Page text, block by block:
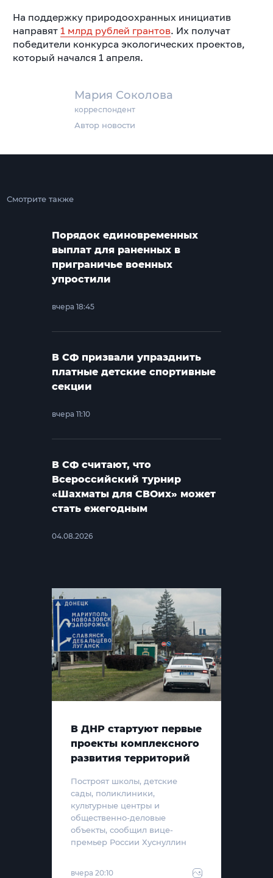
Мария Соколова
корреспондент
Автор новости
На поддержку природоохранных инициатив
направят 1 млрд рублей грантов. Их получат
победители конкурса экологических проектов,
который начался 1 апреля.
Смотрите также
Порядок единовременных
выплат для раненных в
приграничье военных
упростили
вчера 18:45
В СФ призвали упразднить
платные детские спортивные
секции
вчера 11:10
В СФ считают, что
Всероссийский турнир
«Шахматы для СВОих» может
стать ежегодным
04.08.2026
В ДНР стартуют первые
проекты комплексного
развития территорий
Построят школы, детские
сады, поликлиники,
культурные центры и
общественно-деловые
объекты, сообщил вице-
премьер России Хуснуллин
вчера 20:10